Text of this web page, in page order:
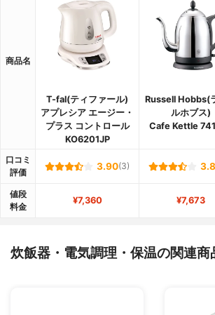
商品名
T-fal(ティファール)
アプレシア エージー・
プラス コントロール
KO6201JP
Russell Hobbs(
ルホブス)
Cafe Kettle
口コミ
評価
3.90(3)
値段
料金
¥7,360 ¥7,673
炊飯器・電気調理・保温の関連商